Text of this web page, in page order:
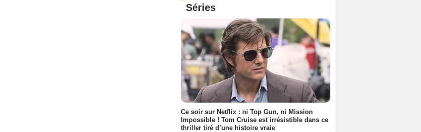
Séries
Ce soir sur Netflix : ni Top Gun, ni Mission
Impossible ! Tom Cruise est irrésistible dans ce
thriller tiré d’une histoire vraie